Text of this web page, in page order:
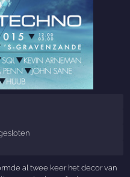
al twee keer het decor van